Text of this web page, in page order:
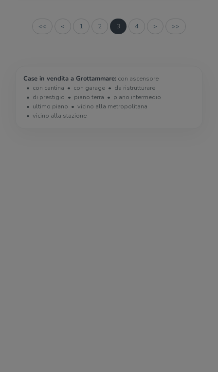
<< < 1 2 3 4 > >>
Case in vendita a Grottammare: con ascensore
con cantina
con garage
da ristrutturare
di prestigio
piano terra
piano intermedio
ultimo piano
vicino alla metropolitana
vicino alla stazione